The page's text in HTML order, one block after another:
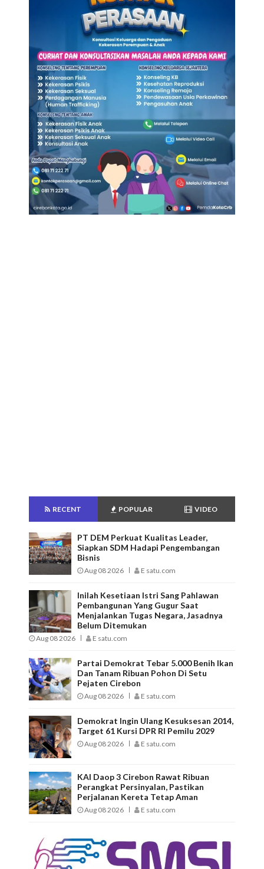
RECENT POPULAR VIDEO
PT DEM Perkuat Kualitas Leader,
Siapkan SDM Hadapi Pengembangan
Bisnis
Aug 08 2026 E satu.com
Inilah Kesetiaan Istri Sang Pahlawan
Pembangunan Yang Gugur Saat
Menjalankan Tugas Negara, Jasadnya
Belum Ditemukan
Aug 08 2026 E satu.com
Partai Demokrat Tebar 5.000 Benih Ikan
Dan Tanam Ribuan Pohon Di Setu
Pejaten Cirebon
Aug 08 2026 E satu.com
Demokrat Ingin Ulang Kesuksesan 2014,
Target 61 Kursi DPR RI Pemilu 2029
Aug 08 2026 E satu.com
KAI Daop 3 Cirebon Rawat Ribuan
Perangkat Persinyalan, Pastikan
Perjalanan Kereta Tetap Aman
Aug 08 2026 E satu.com